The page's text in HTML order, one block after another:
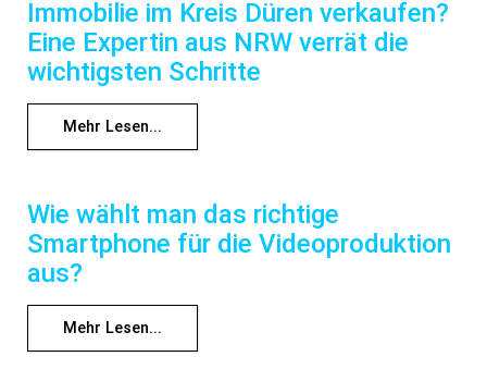
Immobilie im Kreis Düren verkaufen?
Eine Expertin aus NRW verrät die
wichtigsten Schritte
Mehr Lesen...
Wie wählt man das richtige
Smartphone für die Videoproduktion
aus?
Mehr Lesen...